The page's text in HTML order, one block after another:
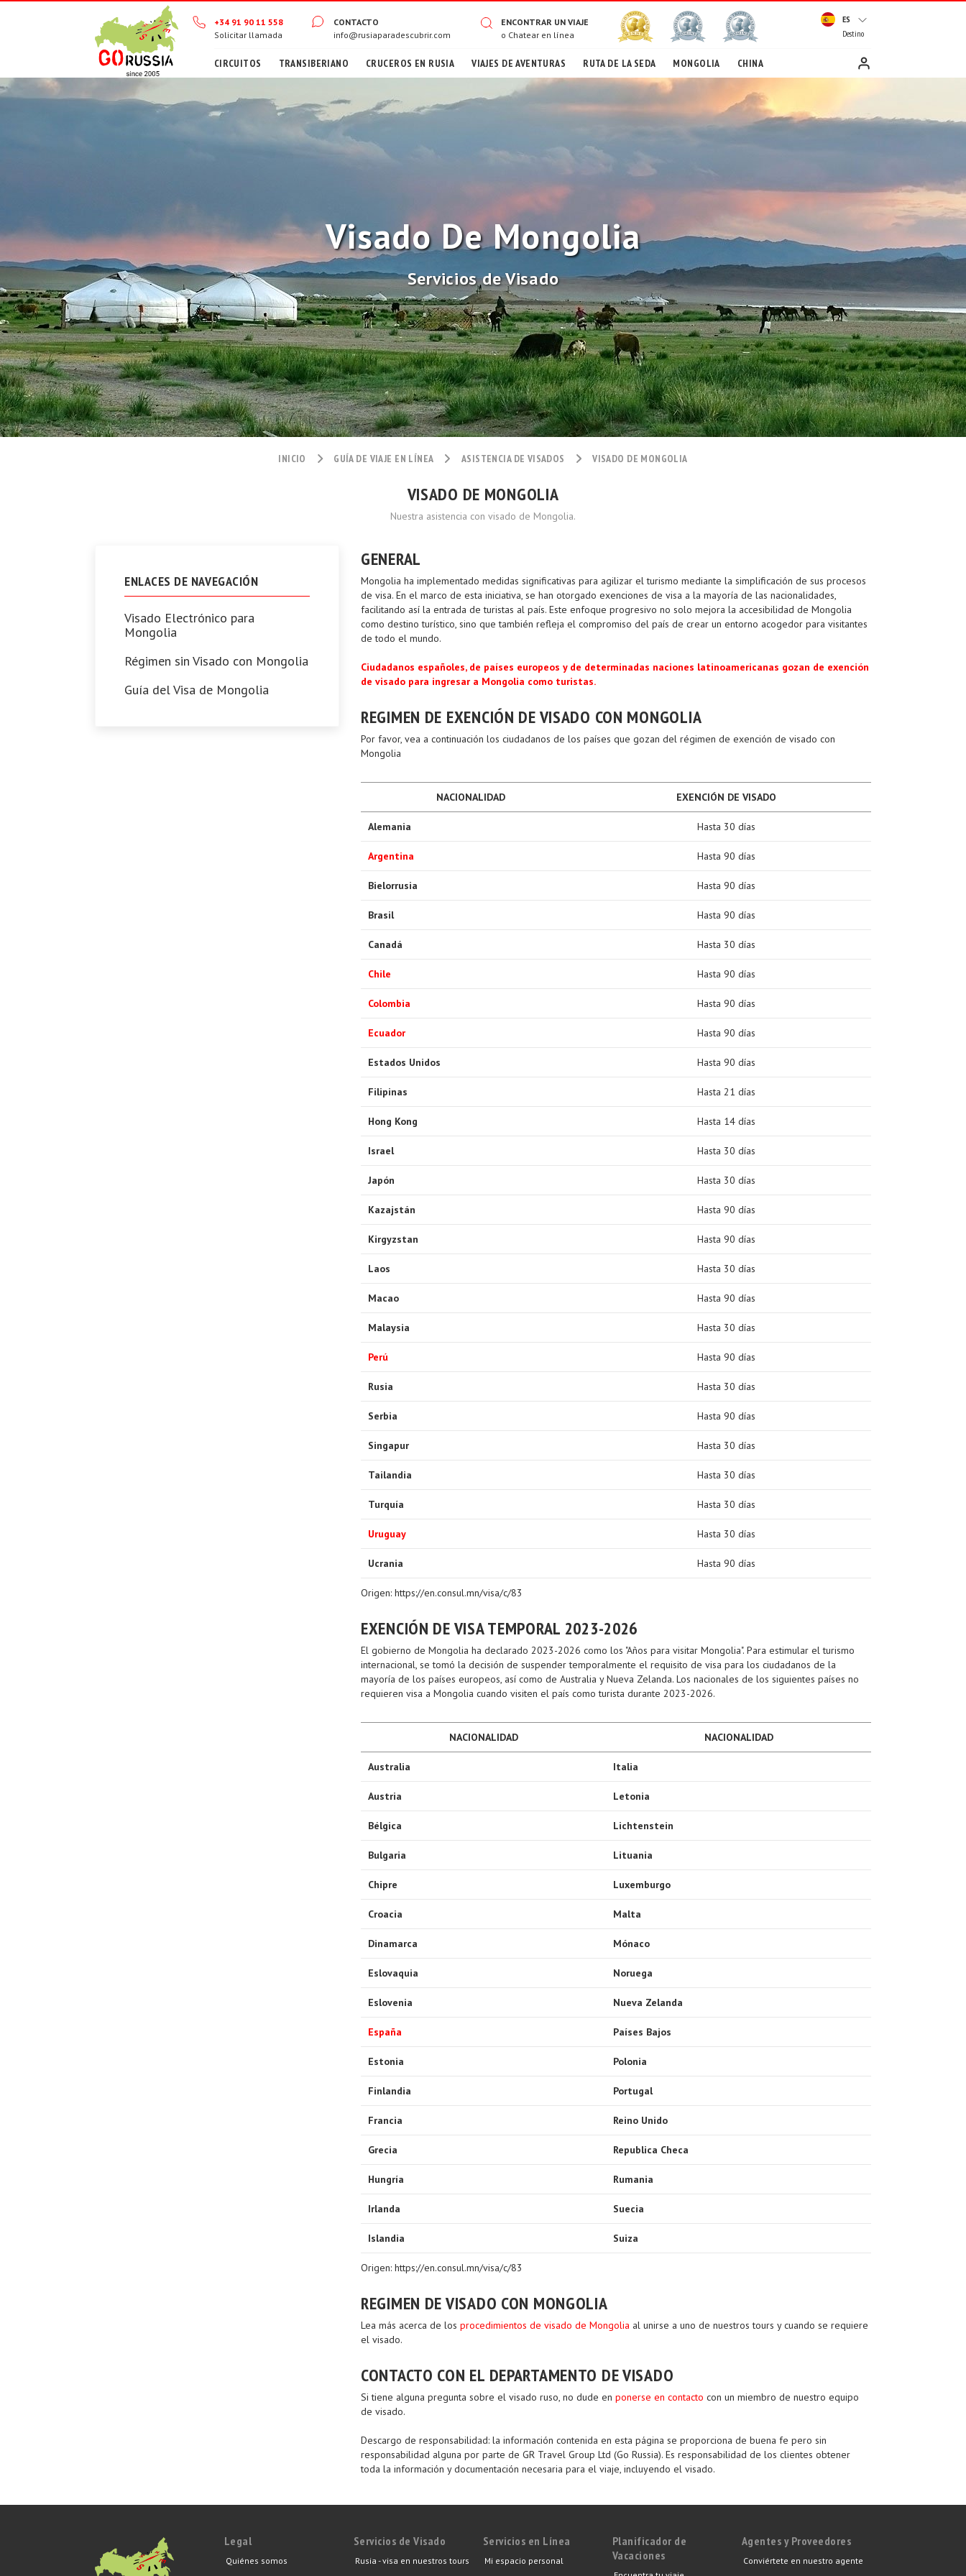
+34 91 90 11 558
Solicitar llamada
CONTACTO
info@rusiaparadescubrir.com
ENCONTRAR UN VIAJE
o Chatear en línea
ES
Destino
CIRCUITOS TRANSIBERIANO CRUCEROS EN RUSIA VIAJES DE AVENTURAS RUTA DE LA SEDA MONGOLIA CHINA
Visado De Mongolia
Servicios de Visado
INICIO GUÍA DE VIAJE EN LÍNEA ASISTENCIA DE VISADOS VISADO DE MONGOLIA
VISADO DE MONGOLIA
Nuestra asistencia con visado de Mongolia.
ENLACES DE NAVEGACIÓN
Visado Electrónico para
Mongolia
Régimen sin Visado con Mongolia
Guía del Visa de Mongolia
GENERAL
Mongolia ha implementado medidas significativas para agilizar el turismo mediante la simplificación de sus procesos
de visa. En el marco de esta iniciativa, se han otorgado exenciones de visa a la mayoría de las nacionalidades,
facilitando así la entrada de turistas al país. Este enfoque progresivo no solo mejora la accesibilidad de Mongolia
como destino turístico, sino que también refleja el compromiso del país de crear un entorno acogedor para visitantes
de todo el mundo.
Ciudadanos españoles, de países europeos y de determinadas naciones latinoamericanas gozan de exención
de visado para ingresar a Mongolia como turistas.
REGIMEN DE EXENCIÓN DE VISADO CON MONGOLIA
Por favor, vea a continuación los ciudadanos de los países que gozan del régimen de exención de visado con
Mongolia
NACIONALIDAD EXENCIÓN DE VISADO
Alemania Hasta 30 días
Argentina Hasta 90 días
Bielorrusia Hasta 90 días
Brasil Hasta 90 días
Canadá Hasta 30 días
Chile Hasta 90 días
Colombia Hasta 90 días
Ecuador Hasta 90 días
Estados Unidos Hasta 90 días
Filipinas Hasta 21 días
Hong Kong Hasta 14 días
Israel Hasta 30 días
Japón Hasta 30 días
Kazajstán Hasta 90 días
Kirgyzstan Hasta 90 días
Laos Hasta 30 días
Macao Hasta 90 días
Malaysia Hasta 30 días
Perú Hasta 90 días
Rusia Hasta 30 días
Serbia Hasta 90 días
Singapur Hasta 30 días
Tailandia Hasta 30 días
Turquía Hasta 30 días
Uruguay Hasta 30 días
Ucrania Hasta 90 días
Origen: https://en.consul.mn/visa/c/83
EXENCIÓN DE VISA TEMPORAL 2023-2026
El gobierno de Mongolia ha declarado 2023-2026 como los "Años para visitar Mongolia". Para estimular el turismo
internacional, se tomó la decisión de suspender temporalmente el requisito de visa para los ciudadanos de la
mayoría de los países europeos, así como de Australia y Nueva Zelanda. Los nacionales de los siguientes países no
requieren visa a Mongolia cuando visiten el país como turista durante 2023-2026.
NACIONALIDAD NACIONALIDAD
Australia Italia
Austria Letonia
Bélgica Lichtenstein
Bulgaria Lituania
Chipre Luxemburgo
Croacia Malta
Dinamarca Mónaco
Eslovaquia Noruega
Eslovenia Nueva Zelanda
España Países Bajos
Estonia Polonia
Finlandia Portugal
Francia Reino Unido
Grecia Republica Checa
Hungría Rumania
Irlanda Suecia
Islandia Suiza
Origen: https://en.consul.mn/visa/c/83
REGIMEN DE VISADO CON MONGOLIA
Lea más acerca de los procedimientos de visado de Mongolia al unirse a uno de nuestros tours y cuando se requiere
el visado.
CONTACTO CON EL DEPARTAMENTO DE VISADO
Si tiene alguna pregunta sobre el visado ruso, no dude en ponerse en contacto con un miembro de nuestro equipo
de visado.
Descargo de responsabilidad: la información contenida en esta página se proporciona de buena fe pero sin
responsabilidad alguna por parte de GR Travel Group Ltd (Go Russia). Es responsabilidad de los clientes obtener
toda la información y documentación necesaria para el viaje, incluyendo el visado.
Legal
Quiénes somos
Servicios de Visado
Rusia - visa en nuestros tours
Servicios en Línea
Mi espacio personal
Planificador de
Vacaciones
Agentes y Proveedores
Conviértete en nuestro agente